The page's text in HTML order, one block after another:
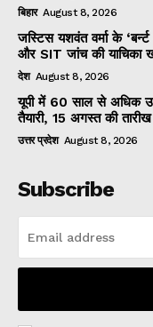
बिहार August 8, 2026
जस्टिस यशवंत वर्मा के
और SIT जांच की याचिका
देश August 8, 2026
यूपी में 60 साल से अधिक
तैयारी, 15 अगस्त की
उत्तर प्रदेश August 8, 2026
Subscribe